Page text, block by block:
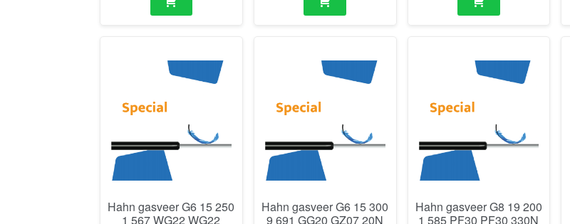
Hahn gasveer G6 15 250
1 567 WG22 WG22
Hahn gasveer G6 15 300
9 691 GG20 GZ07 20N
Hahn gasveer G8 19 200
1 585 PF30 PF30 330N